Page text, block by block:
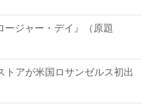
ージャー・デイ』（原題
トアが米国ロサンゼルス初出